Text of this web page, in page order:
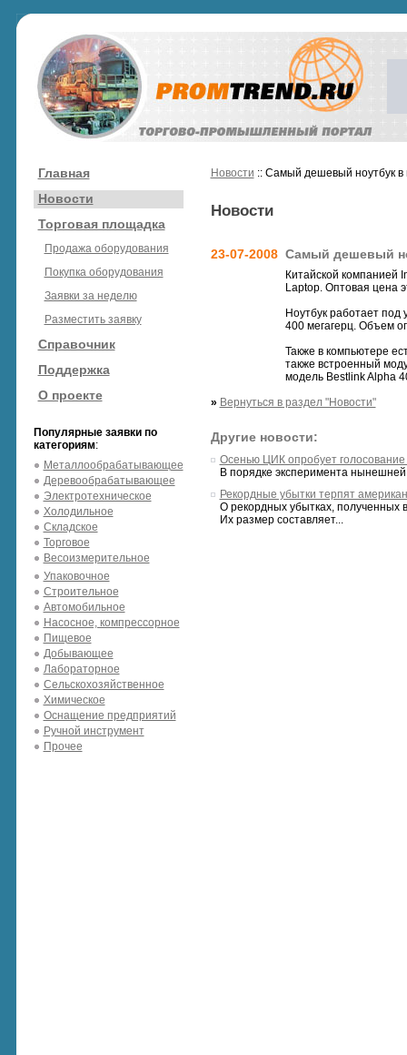
Главная
Новости
Торговая площадка
Продажа оборудования
Покупка оборудования
Заявки за неделю
Разместить заявку
Справочник
Поддержка
О проекте
Популярные заявки по
категориям:
Металлообрабатывающее
Деревообрабатывающее
Электротехническое
Холодильное
Складское
Торговое
Весоизмерительное
Упаковочное
Строительное
Автомобильное
Насосное, компрессорное
Пищевое
Добывающее
Лабораторное
Сельскохозяйственное
Химическое
Оснащение предприятий
Ручной инструмент
Прочее
Новости :: Самый дешевый ноутбук
Новости
23-07-2008 Самый дешевый
Китайской компанией
Laptop. Оптовая цена
Ноутбук работает
400 мегагерц. Объем
Также в компьютере
также встроенный
модель Bestlink Alpha
» Вернуться в раздел "Новости"
Другие новости:
Осенью ЦИК опробует
В порядке эксперимента
Рекордные убытки терпят
О рекордных убытках, полученных
Их размер составляет...